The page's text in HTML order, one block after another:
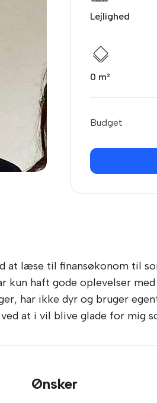
Lejlighed
0 m²
Budget
at læse til finansøkonom til
kun haft gode oplevelser
har ikke dyr og bruger
at i vil blive glade for mig
Ønsker